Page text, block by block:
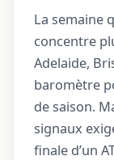
La semaine
concentre
Adelaide,
baromètre
de saison.
signaux
finale d’un